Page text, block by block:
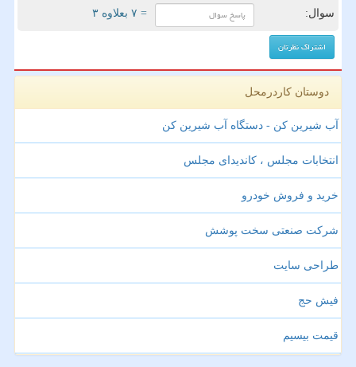
سوال: = ۷ بعلاوه ۳
دوستان کاردرمحل
آب شیرین کن - دستگاه آب شیرین کن
انتخابات مجلس ، کاندیدای مجلس
خرید و فروش خودرو
شرکت صنعتی سخت پوشش
طراحی سایت
فیش حج
قیمت بیسیم